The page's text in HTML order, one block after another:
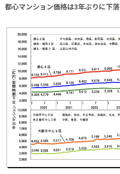
都心マンション価格は3年ぶりに下落